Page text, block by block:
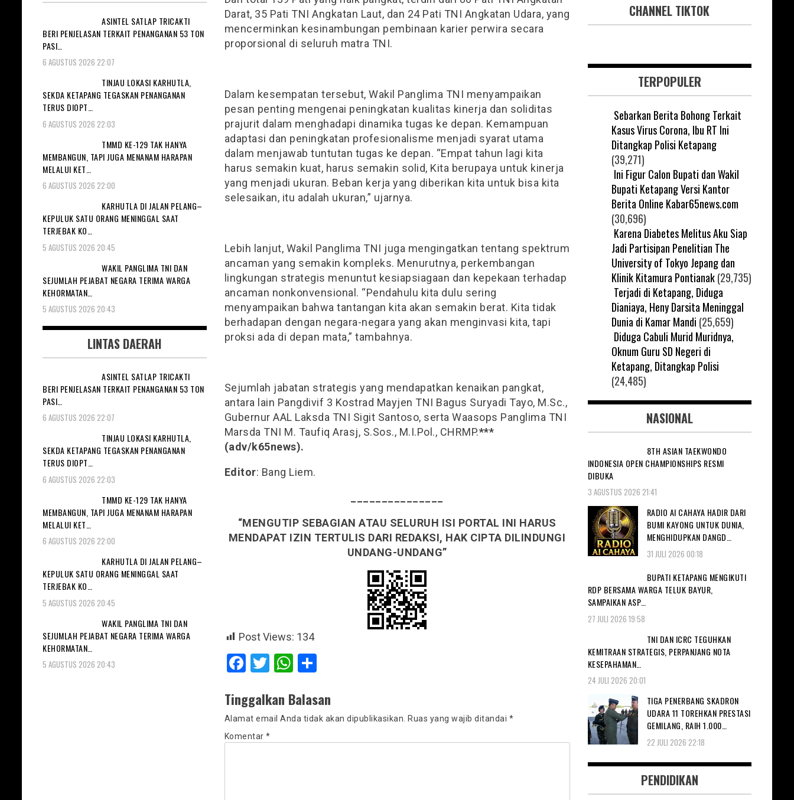
Darat, 35 Pati TNI Angkatan Laut, dan 24 Pati TNI Angkatan Udara, yang
mencerminkan kesinambungan pembinaan karier perwira secara
proporsional di seluruh matra TNI.
Dalam kesempatan tersebut, Wakil Panglima TNI menyampaikan
pesan penting mengenai peningkatan kualitas kinerja dan soliditas
prajurit dalam menghadapi dinamika tugas ke depan. Kemampuan
adaptasi dan peningkatan profesionalisme menjadi syarat utama
dalam menjawab tuntutan tugas ke depan. “Empat tahun lagi kita
harus semakin kuat, harus semakin solid, Kita berupaya untuk kinerja
yang menjadi ukuran. Beban kerja yang diberikan kita untuk bisa kita
selesaikan, itu adalah ukuran,” ujarnya.
Lebih lanjut, Wakil Panglima TNI juga mengingatkan tentang spektrum
ancaman yang semakin kompleks. Menurutnya, perkembangan
lingkungan strategis menuntut kesiapsiagaan dan kepekaan terhadap
ancaman nonkonvensional. “Pendahulu kita dulu sering
menyampaikan bahwa tantangan kita akan semakin berat. Kita tidak
berhadapan dengan negara-negara yang akan menginvasi kita, tapi
proksi ada di depan mata,” tambahnya.
Sejumlah jabatan strategis yang mendapatkan kenaikan pangkat,
antara lain Pangdivif 3 Kostrad Mayjen TNI Bagus Suryadi Tayo, M.Sc.,
Gubernur AAL Laksda TNI Sigit Santoso, serta Waasops Panglima TNI
Marsda TNI M. Taufiq Arasj, S.Sos., M.I.Pol., CHRMP.***
(adv/k65news).
Editor: Bang Liem.
“MENGUTIP SEBAGIAN ATAU SELURUH ISI PORTAL INI HARUS
MENDAPAT IZIN TERTULIS DARI REDAKSI, HAK CIPTA DILINDUNGI
UNDANG-UNDANG”
Post Views: 134
Facebook
TwitterWhatsApp
Share
Tinggalkan Balasan
Alamat email Anda tidak akan dipublikasikan. Ruas yang wajib ditandai *
Komentar *
ASINTEL SATLAP TRICAKTI
BERI PENJELASAN TERKAIT PENANGANAN 53 TON
PASI…
6 AGUSTUS 2026 22:07
TINJAU LOKASI KARHUTLA,
SEKDA KETAPANG TEGASKAN PENANGANAN
TERUS DIOPT…
6 AGUSTUS 2026 22:03
TMMD KE-129 TAK HANYA
MEMBANGUN, TAPI JUGA MENANAM HARAPAN
MELALUI KET…
6 AGUSTUS 2026 22:00
KARHUTLA DI JALAN PELANG–
KEPULUK SATU ORANG MENINGGAL SAAT
TERJEBAK KO…
5 AGUSTUS 2026 20:45
WAKIL PANGLIMA TNI DAN
SEJUMLAH PEJABAT NEGARA TERIMA WARGA
KEHORMATAN…
5 AGUSTUS 2026 20:43
LINTAS DAERAH
ASINTEL SATLAP TRICAKTI
BERI PENJELASAN TERKAIT PENANGANAN 53 TON
PASI…
6 AGUSTUS 2026 22:07
TINJAU LOKASI KARHUTLA,
SEKDA KETAPANG TEGASKAN PENANGANAN
TERUS DIOPT…
6 AGUSTUS 2026 22:03
TMMD KE-129 TAK HANYA
MEMBANGUN, TAPI JUGA MENANAM HARAPAN
MELALUI KET…
6 AGUSTUS 2026 22:00
KARHUTLA DI JALAN PELANG–
KEPULUK SATU ORANG MENINGGAL SAAT
TERJEBAK KO…
5 AGUSTUS 2026 20:45
WAKIL PANGLIMA TNI DAN
SEJUMLAH PEJABAT NEGARA TERIMA WARGA
KEHORMATAN…
5 AGUSTUS 2026 20:43
CHANNEL TIKTOK
TERPOPULER
Sebarkan Berita Bohong Terkait
Kasus Virus Corona, Ibu RT Ini
Ditangkap Polisi Ketapang
(39,271)
Ini Figur Calon Bupati dan Wakil
Bupati Ketapang Versi Kantor
Berita Online Kabar65news.com
(30,696)
Karena Diabetes Melitus Aku Siap
Jadi Partisipan Penelitian The
University of Tokyo Jepang dan
Klinik Kitamura Pontianak (29,735)
Terjadi di Ketapang, Diduga
Dianiaya, Heny Darsita Meninggal
Dunia di Kamar Mandi (25,659)
Diduga Cabuli Murid Muridnya,
Oknum Guru SD Negeri di
Ketapang, Ditangkap Polisi
(24,485)
NASIONAL
8TH ASIAN TAEKWONDO
INDONESIA OPEN CHAMPIONSHIPS RESMI
DIBUKA
3 AGUSTUS 2026 21:41
RADIO AI CAHAYA HADIR DARI
BUMI KAYONG UNTUK DUNIA,
MENGHIDUPKAN DANGD…
31 JULI 2026 00:18
BUPATI KETAPANG MENGIKUTI
RDP BERSAMA WARGA TELUK BAYUR,
SAMPAIKAN ASP…
27 JULI 2026 19:58
TNI DAN ICRC TEGUHKAN
KEMITRAAN STRATEGIS, PERPANJANG NOTA
KESEPAHAMAN…
24 JULI 2026 20:01
TIGA PENERBANG SKADRON
UDARA 11 TOREHKAN PRESTASI
GEMILANG, RAIH 1.000…
22 JULI 2026 22:18
PENDIDIKAN